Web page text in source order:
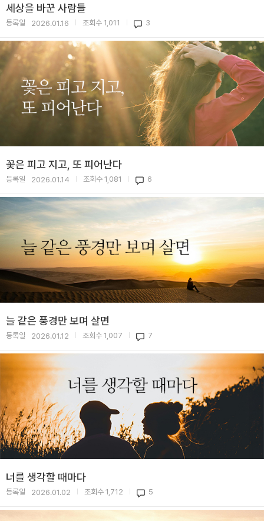
세상을 바꾼 사람들
등록일 2026.01.16 조회수 1,011 3
꽃은 피고 지고, 또 피어난다
등록일 2026.01.14 조회수 1,081 6
늘 같은 풍경만 보며 살면
등록일 2026.01.12 조회수 1,007 7
너를 생각할 때마다
등록일 2026.01.02 조회수 1,712 5